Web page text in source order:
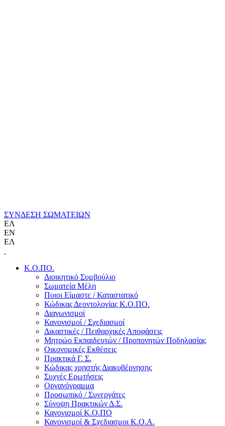
ΣΥΝΔΕΣΗ ΣΩΜΑΤΕΙΩΝ
ΕΛ
EN
ΕΛ
Κ.Ο.ΠΟ.
Διοικητικό Συμβούλιο
Σωματεία Μέλη
Ποιοι Είμαστε / Καταστατικό
Κώδικας Δεοντολογίας Κ.Ο.ΠΟ.
Διαγωνισμοί
Κανονισμοί / Σχεδιασμοί
Δικαστικές / Πειθαρχικές Αποφάσεις
Μητρώο Εκπαιδευτών / Προπονητών Ποδηλασίας
Οικονομικές Εκθέσεις
Πρακτικά Γ. Σ.
Κώδικας χρηστής Διακυβέρνησης
Συχνές Ερωτήσεις
Οργανόγραμμα
Προσωπικό / Συνεργάτες
Σύνοψη Πρακτικών Δ.Σ.
Κανονισμοί Κ.Ο.ΠΟ
Κανονισμοί & Σχεδιασμοι Κ.Ο.Α.